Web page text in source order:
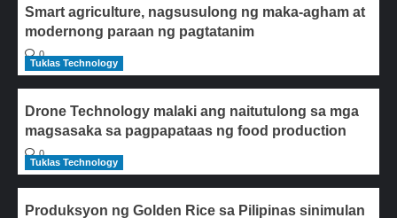
Smart agriculture, nagsusulong ng maka-agham at
modernong paraan ng pagtatanim
0
Tuklas Technology
Drone Technology malaki ang naitutulong sa mga
magsasaka sa pagpapataas ng food production
0
Tuklas Technology
Produksyon ng Golden Rice sa Pilipinas sinimulan